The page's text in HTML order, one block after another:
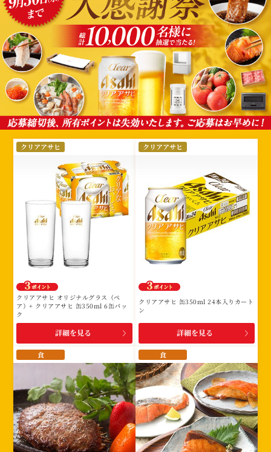
選
択
該
当
す
賞
品
あ
り
ま
せ
クリアアサヒ
クリアアサヒ オリジナルグラス（ペ
ア）+ クリアアサヒ 缶350ml 6缶パッ
ク
詳細を見る
クリアアサヒ
クリアアサヒ 缶350ml 24本入りカート
ン
詳細を見る
食 食